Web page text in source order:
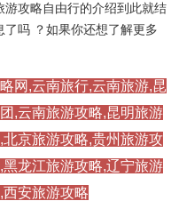
攻略自由行的介绍到此就结
吗 ？如果你还想了解更多
网,云南旅行,云南旅游,昆
,云南旅游攻略,昆明旅游
京旅游攻略,贵州旅游攻
龙江旅游攻略,辽宁旅游
安旅游攻略